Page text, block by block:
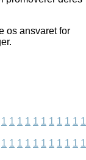
os ansvaret for
1 1 1 1 1 1 1 1 1 1 1
1 1 1 1 1 1 1 1 1 1 1